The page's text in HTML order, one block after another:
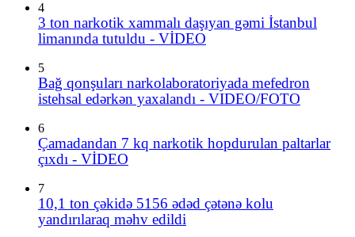
4
3 ton narkotik xammalı daşıyan gəmi İstanbul
limanında tutuldu - VİDEO
5
Bağ qonşuları narkolaboratoriyada mefedron
istehsal edərkən yaxalandı - VIDEO/FOTO
6
Çamadandan 7 kq narkotik hopdurulan paltarlar
çıxdı - VİDEO
7
10,1 ton çəkidə 5156 ədəd çətənə kolu
yandırılaraq məhv edildi